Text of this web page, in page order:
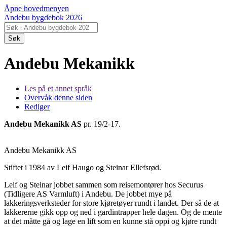
Åpne hovedmenyen
Andebu bygdebok 2026
Søk
Andebu Mekanikk
Les på et annet språk
Overvåk denne siden
Rediger
Andebu Mekanikk AS pr. 19/2-17.
Andebu Mekanikk AS
Stiftet i 1984 av Leif Haugo og Steinar Ellefsrød.
Leif og Steinar jobbet sammen som reisemontører hos Securus
(Tidligere AS Varmluft) i Andebu. De jobbet mye på
lakkeringsverksteder for store kjøretøyer rundt i landet. Der så de at
lakkererne gikk opp og ned i gardintrapper hele dagen. Og de mente
at det måtte gå og lage en lift som en kunne stå oppi og kjøre rundt